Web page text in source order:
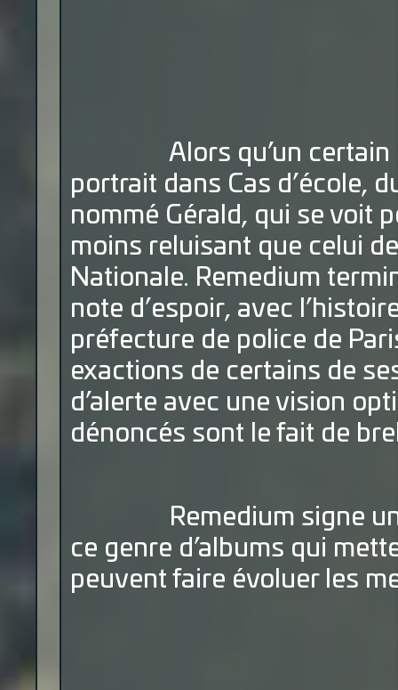
Alors qu’un certain
portrait dans Cas d’école,
nommé Gérald, qui se voit
moins reluisant que celui
Nationale. Remedium
note d’espoir, avec
préfecture de police de
exactions de certains de
d’alerte avec une vision
dénoncés sont le fait de
Remedium signe un
ce genre d’albums qui
peuvent faire évoluer les